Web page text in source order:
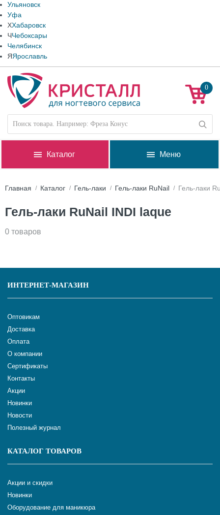
Ульяновск
Уфа
ХХабаровск
ЧЧебоксары
Челябинск
ЯЯрославль
0
Каталог Меню
Главная Каталог Гель-лаки Гель-лаки RuNail Гель-лаки
Гель-лаки RuNail INDI laque
0 товаров
ИНТЕРНЕТ-МАГАЗИН
Оптовикам
Доставка
Оплата
О компании
Сертификаты
Контакты
Акции
Новинки
Новости
Полезный журнал
КАТАЛОГ ТОВАРОВ
Акции и скидки
Новинки
Оборудование для маникюра